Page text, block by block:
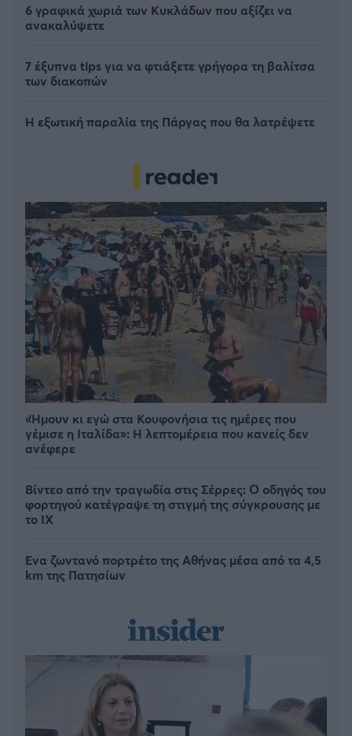
6 γραφικά χωριά των Κυκλάδων που αξίζει να
ανακαλύψετε
7 έξυπνα tips για να φτιάξετε γρήγορα τη βαλίτσα
των διακοπών
Η εξωτική παραλία της Πάργας που θα λατρέψετε
«Ήμουν κι εγώ στα Κουφονήσια τις ημέρες που
γέμισε η Ιταλίδα»: Η λεπτομέρεια που κανείς δεν
ανέφερε
Βίντεο από την τραγωδία στις Σέρρες: Ο οδηγός του
φορτηγού κατέγραψε τη στιγμή της σύγκρουσης με
το ΙΧ
Ένα ζωντανό πορτρέτο της Αθήνας μέσα από τα 4,5
km της Πατησίων